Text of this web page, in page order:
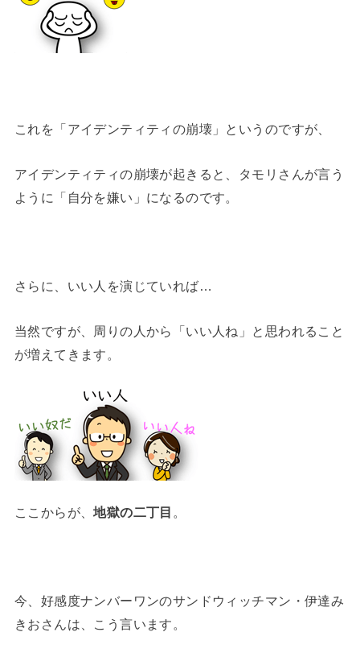
これを「アイデンティティの崩壊」というのですが、
アイデンティティの崩壊が起きると、タモリさんが言う
ように「自分を嫌い」になるのです。
さらに、いい人を演じていれば…
当然ですが、周りの人から「いい人ね」と思われること
が増えてきます。
ここからが、地獄の二丁目 。
今、好感度ナンバーワンのサンドウィッチマン・伊達み
きおさんは、こう言います。